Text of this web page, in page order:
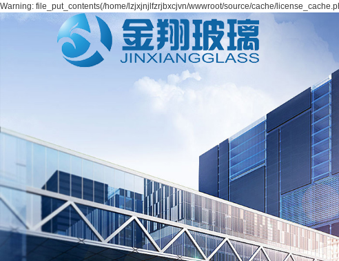
Warning: file_put_contents(/home/lzjxjnjlfzrjbxcjvn/wwwroot/source/cache/